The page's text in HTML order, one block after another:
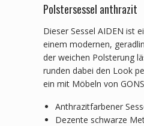
Polstersessel anthrazit
Dieser Sessel AIDEN ist
einem modernen,
der weichen Polsterung
runden dabei den Look
ein mit Möbeln von
Anthrazitfarbener
Dezente schwarze